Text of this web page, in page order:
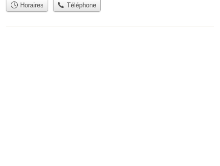
Horaires Téléphone